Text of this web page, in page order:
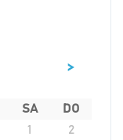
>
SA
DO
1
2